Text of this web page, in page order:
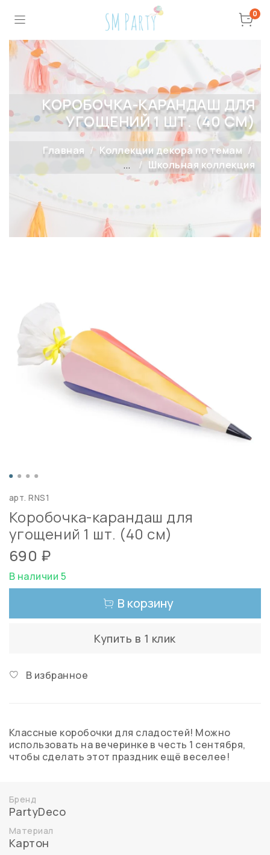
0
КОРОБОЧКА-КАРАНДАШ ДЛЯ
УГОЩЕНИЙ 1 ШТ. (40 СМ)
Главная
Коллекции декора по темам
...
Школьная коллекция
арт.RNS1
Коробочка-карандаш для
угощений 1 шт. (40 см)
690 ₽
В наличии 5
В корзину
Купить в 1 клик
В избранное
Классные коробочки для сладостей! Можно
использовать на вечеринке в честь 1 сентября,
чтобы сделать этот праздник ещё веселее!
Бренд
PartyDeco
Материал
Картон